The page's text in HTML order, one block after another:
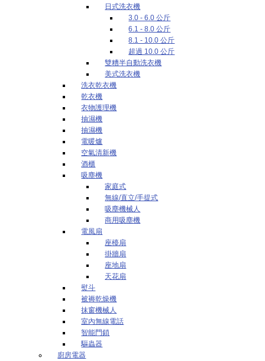
日式洗衣機
3.0 - 6.0 公斤
6.1 - 8.0 公斤
8.1 - 10.0 公斤
超過 10.0 公斤
雙糟半自動洗衣機
美式洗衣機
洗衣乾衣機
乾衣機
衣物護理機
抽濕機
抽濕機
電暖爐
空氣清新機
酒櫃
吸塵機
家庭式
無線/直立/手提式
吸塵機械人
商用吸塵機
電風扇
座檯扇
掛牆扇
座地扇
天花扇
熨斗
被褥乾燥機
抹窗機械人
室內無線電話
智能門鎖
驅蟲器
廚房電器